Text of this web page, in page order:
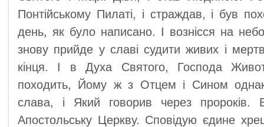
Понтійському Пилаті, і страждав, і був
день, як було написано. І вознісся на
знову прийде у славі судити живих і
кінця. І в Духа Святого, Господа
походить, Йому ж з Отцем і Сином
слава, і Який говорив через
Апостольську Церкву. Сповідую єдине